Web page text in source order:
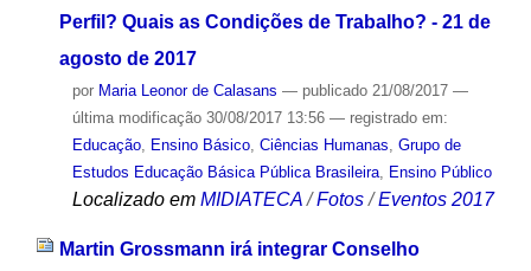
Perfil? Quais as Condições de Trabalho? - 21 de
agosto de 2017
por Maria Leonor de Calasans — publicado21/08/2017 —
última modificação30/08/2017 13:56 — registrado em:
Educação, Ensino Básico, Ciências Humanas Grupo de
Estudos Educação Básica Pública Brasileira, Ensino Público
Localizado em MIDIATECA /Fotos /Eventos 2017
Martin Grossmann irá integrar Conselho